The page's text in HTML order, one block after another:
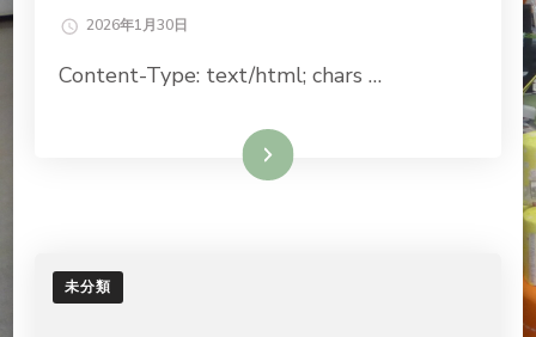
2026年1月30日
Content-Type: text/html; chars …
続きを読む
未分類